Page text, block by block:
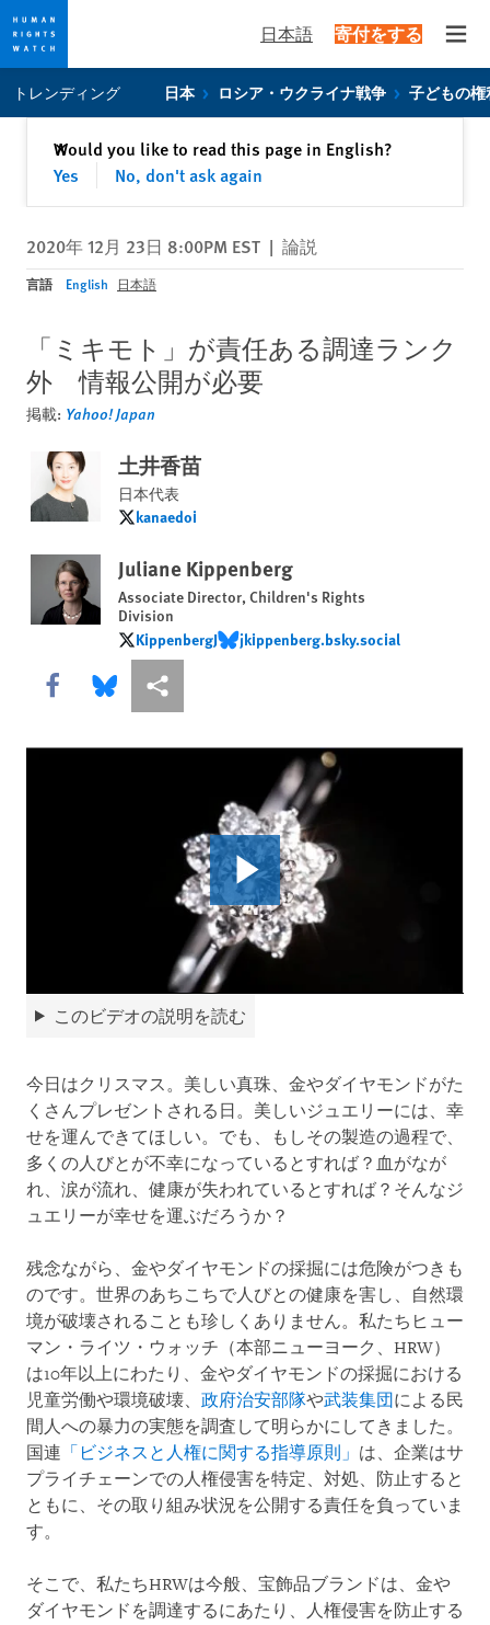
privacy
content
日本語 寄付をする
トレンディング 日本 ロシア・ウクライナ戦争 子どもの権
Would you like to read this page in English?
Yes
No, don't ask again
✕閉じる
2020年 12月 23日 8:00PM EST | 論説
言語 English 日本語
「ミキモト」が責任ある調達ランク
外 情報公開が必要
掲載: Yahoo! Japan
土井香苗
日本代表
kanaedoi
kanaedoi
Juliane Kippenberg
Associate Director, Children's Rights
Division
KippenbergJ
KippenbergJ‪jkippenberg.bsky.social‬
‪jkippenberg.bsky.social‬
Share this via Facebook
Share this via Bluesky
More sharing options
このビデオの説明を読む
今日はクリスマス。美しい真珠、金やダイヤモンドがた
くさんプレゼントされる日。美しいジュエリーには、幸
せを運んできてほしい。でも、もしその製造の過程で、
多くの人びとが不幸になっているとすれば？血がなが
れ、涙が流れ、健康が失われているとすれば？そんなジ
ュエリーが幸せを運ぶだろうか？
残念ながら、金やダイヤモンドの採掘には危険がつきも
のです。世界のあちこちで人びとの健康を害し、自然環
境が破壊されることも珍しくありません。私たちヒュー
マン・ライツ・ウォッチ（本部ニューヨーク、HRW）
は10年以上にわたり、金やダイヤモンドの採掘における
児童労働や環境破壊、 政府治安部隊や武装集団 による民
間人への暴力の実態を調査して明らかにしてきました。
国連 「ビジネスと人権に関する指導原則」 は、企業はサ
プライチェーンでの人権侵害を特定、対処、防止すると
ともに、その取り組み状況を公開する責任を負っていま
す。
そこで、私たちHRWは今般、宝飾品ブランドは、金や
ダイヤモンドを調達するにあたり、人権侵害を防止する